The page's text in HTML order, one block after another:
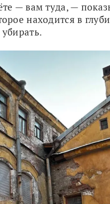
— вам туда, —
находится в